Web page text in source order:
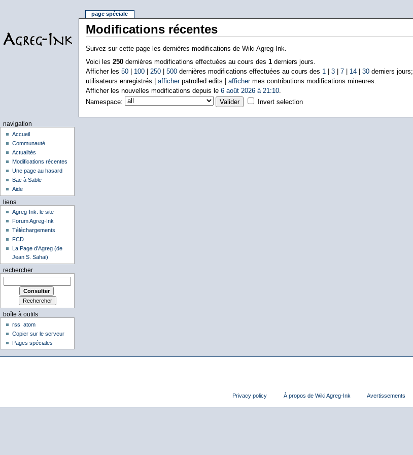
Modifications récentes
Suivez sur cette page les dernières modifications de Wiki Agreg-Ink.
Voici les 250dernières modifications effectuées au cours des 1derniers jours.
Afficher les 50| 100| 250| 500dernières modifications effectuées au cours des 1 3| 7| 14| 30derniers jours;
utilisateurs enregistrés | afficherpatrolled edits | affichermes contributions modifications mineures.
Afficher les nouvelles modifications depuis le 6 août 2026 à 21:10.
Namespace:
Invert selection
page spéciale
navigation
Accueil
Communauté
Actualités
Modifications récentes
Une page au hasard
Bac à Sable
Aide
liens
Agreg-Ink: le site
Forum Agreg-Ink
Téléchargements
FCD
La Page d'Agreg (de
Jean S. Sahai)
rechercher
boîte à outils
rss
atom
Copier sur le serveur
Pages spéciales
Privacy policy À propos de Wiki Agreg-Ink Avertissements